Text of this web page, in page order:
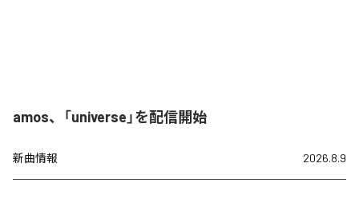
amos、「universe」を配信開始
新曲情報 2026.8.9